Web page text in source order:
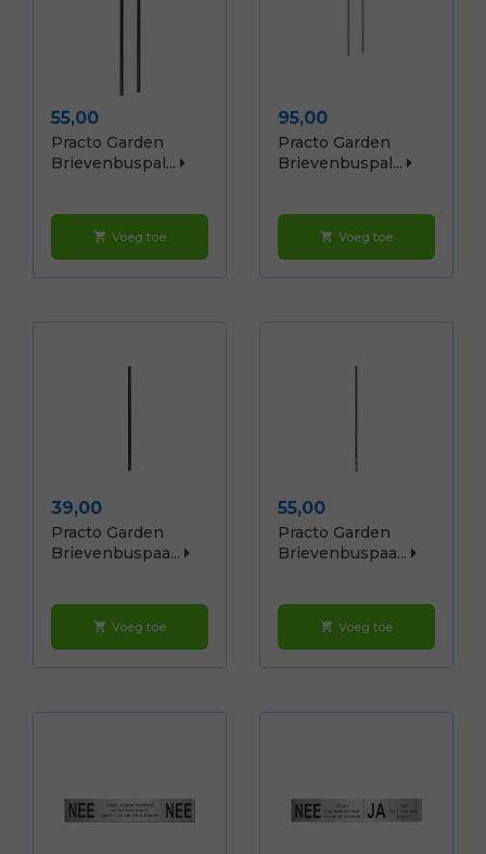
Prijs
55,00
Practo Garden
Brievenbuspal...
shopping_cart Voeg toe
Prijs
95,00
Practo Garden
Brievenbuspal...
shopping_cart Voeg toe
Prijs
39,00
Practo Garden
Brievenbuspaa...
shopping_cart Voeg toe
Prijs
55,00
Practo Garden
Brievenbuspaa...
shopping_cart Voeg toe